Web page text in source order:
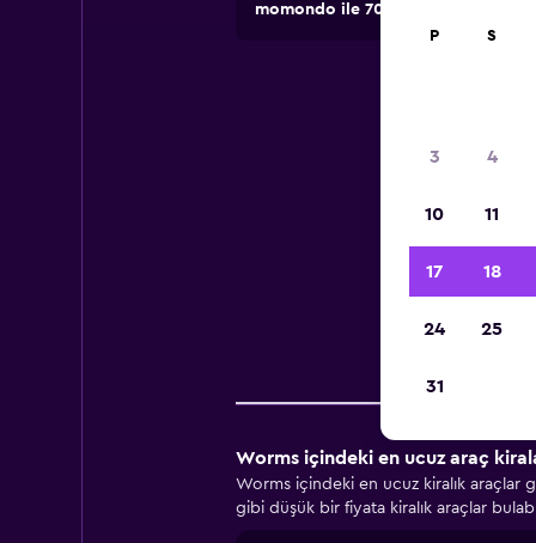
momondo ile 70.000'den fazla
Worms içindeki en ucuz araç
Worms içindeki en ucuz kiralık
gibi düşük bir fiyata kiralık araçlar
P S
3 4
10 11
17 18
24 25
31